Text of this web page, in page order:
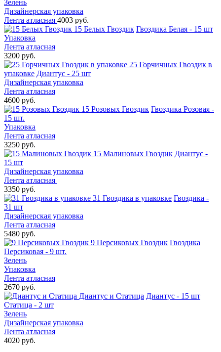
Зелень
Дизайнерская упаковка
Лента атласная 4003 руб.
15 Белых Гвоздик Гвоздика Белая - 15 шт
Упаковка
Лента атласная
3200 руб.
25 Горчичных Гвоздик в
упаковке Диантус - 25 шт
Дизайнерская упаковка
Лента атласная
4600 руб.
15 Розовых Гвоздик Гвоздика Розовая -
15 шт.
Упаковка
Лента атласная
3250 руб.
15 Малиновых Гвоздик Диантус -
15 шт
Дизайнерская упаковка
Лента атласная
3350 руб.
31 Гвоздика в упаковке Гвоздика -
31 шт
Дизайнерская упаковка
Лента атласная
5480 руб.
9 Персиковых Гвоздик Гвоздика
Персиковая - 9 шт.
Зелень
Упаковка
Лента атласная
2670 руб.
Диантус и Статица Диантус - 15 шт
Статица - 2 шт
Зелень
Дизайнерская упаковка
Лента атласная
4020 руб.